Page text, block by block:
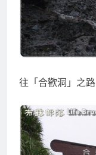
往「合歡洞」之路